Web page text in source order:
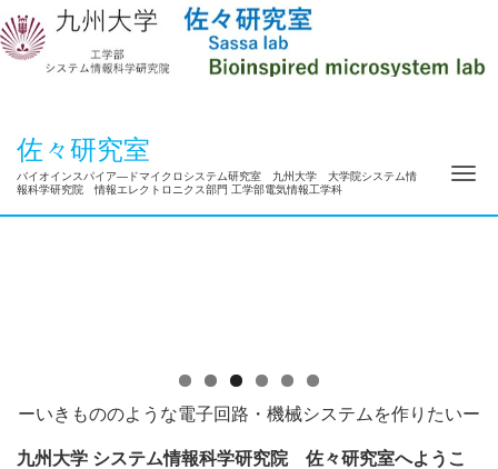
佐々研究室
バイオインスパイア―ドマイクロシステム研究室 九州大学 大学院システム情
報科学研究院 情報エレクトロニクス部門 工学部電気情報工学科
ナ
ーいきもののような電子回路・機械システムを作りたいー
九州大学 システム情報科学研究院 佐々研究室へようこ